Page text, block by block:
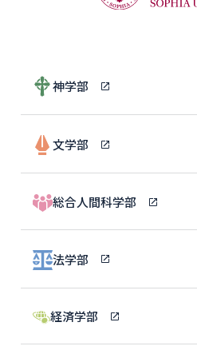
神学部
文学部
総合人間科学部
法学部
経済学部